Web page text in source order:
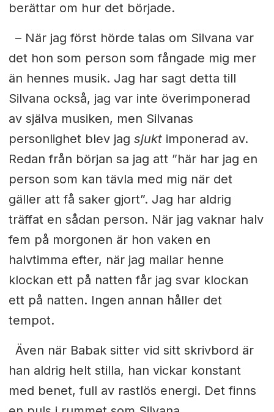
berättar om hur det började.
– När jag först hörde talas om Silvana var
det hon som person som fångade mig mer
än hennes musik. Jag har sagt detta till
Silvana också, jag var inte överimponerad
av själva musiken, men Silvanas
personlighet blev jag sjuktimponerad av.
Redan från början sa jag att ”här har jag en
person som kan tävla med mig när det
gäller att få saker gjort”. Jag har aldrig
träffat en sådan person. När jag vaknar halv
fem på morgonen är hon vaken en
halvtimma efter, när jag mailar henne
klockan ett på natten får jag svar klockan
ett på natten. Ingen annan håller det
tempot.
Även när Babak sitter vid sitt skrivbord är
han aldrig helt stilla, han vickar konstant
med benet, full av rastlös energi. Det finns